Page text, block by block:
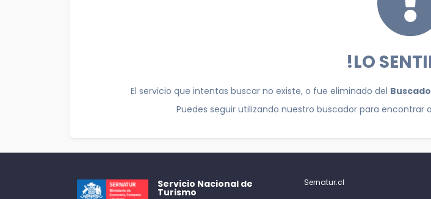
!LO
El servicio que intentas buscar no existe, o fue eliminado del
Puedes seguir utilizando nuestro buscador para
Servicio Nacional de
Turismo
Sernatur.cl